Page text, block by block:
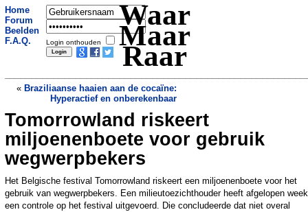
Home
Forum
Beelden
F.A.Q.
Login onthouden
Waar
Maar
Raar
« Braziliaanse haaien aan de cocaïne:
Hyperactief en onberekenbaar
Onderzoekers vinden sterke
aanwijzingen voor leven op Venus
Tomorrowland riskeert
miljoenenboete voor gebruik
wegwerpbekers
Het Belgische festival Tomorrowland riskeert een miljoenenboete voor het
gebruik van wegwerpbekers. Een milieutoezichthouder heeft afgelopen
een controle op het festival uitgevoerd. Die concludeerde dat niet overal